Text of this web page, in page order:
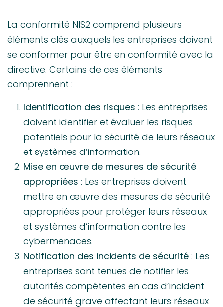
La conformité NIS2 comprend plusieurs
éléments clés auxquels les entreprises doivent
se conformer pour être en conformité avec la
directive. Certains de ces éléments
comprennent :
Identification des risques : Les entreprises
doivent identifier et évaluer les risques
potentiels pour la sécurité de leurs réseaux
et systèmes d’information.
Mise en œuvre de mesures de sécurité
appropriées : Les entreprises doivent
mettre en œuvre des mesures de sécurité
appropriées pour protéger leurs réseaux
et systèmes d’information contre les
cybermenaces.
Notification des incidents de sécurité : Les
entreprises sont tenues de notifier les
autorités compétentes en cas d’incident
de sécurité grave affectant leurs réseaux